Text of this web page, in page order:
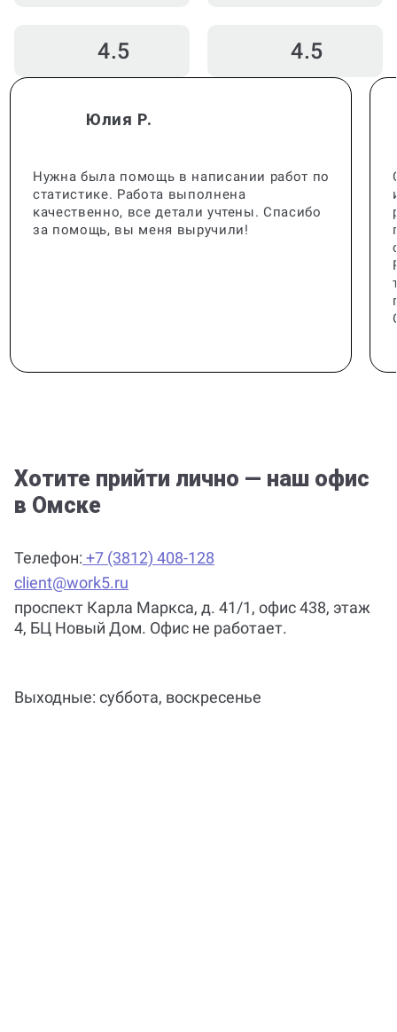
4.5 4.5
Юлия Р.
Нужна была помощь в написании работ по
статистике. Работа выполнена
качественно, все детали учтены. Спасибо
за помощь, вы меня выручили!
Хотите прийти лично — наш офис
в Омске
Телефон: +7 (3812) 408-128
client@work5.ru
проспект Карла Маркса, д. 41/1, офис 438, этаж
4, БЦ Новый Дом. Офис не работает.
Выходные: суббота, воскресенье